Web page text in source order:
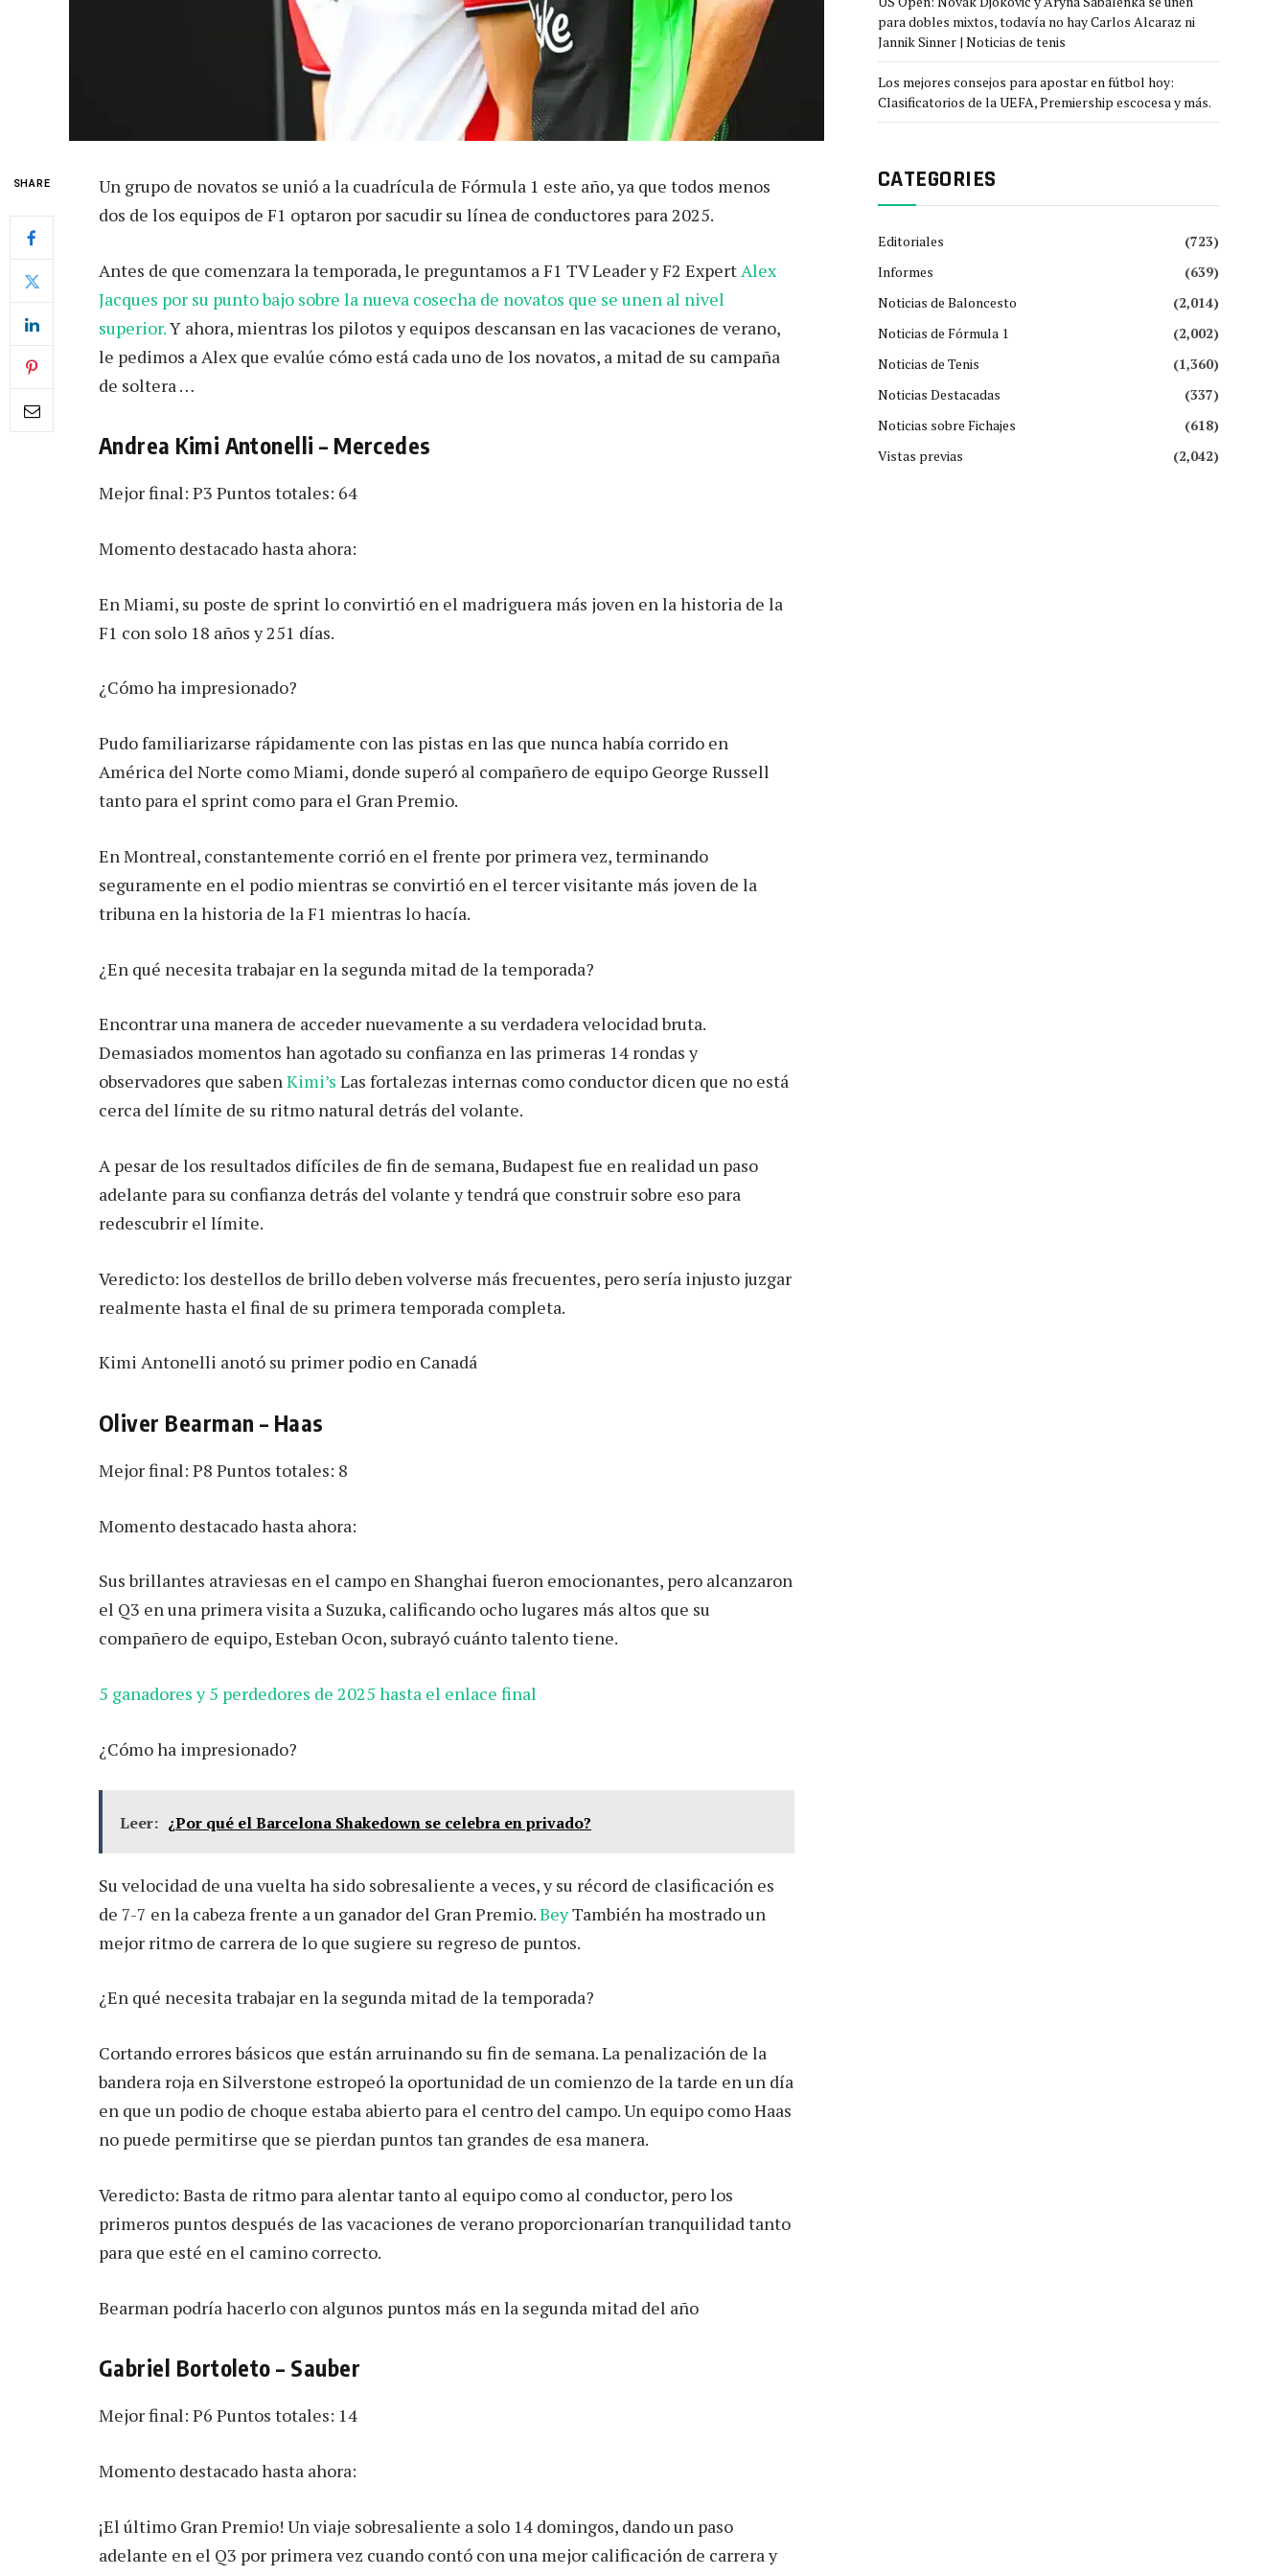
SHARE
Un grupo de novatos se unió a la cuadrícula de Fórmula 1 este año, ya que todos menos
dos de los equipos de F1 optaron por sacudir su línea de conductores para 2025.
Antes de que comenzara la temporada, le preguntamos a F1 TV Leader y F2 Expert Alex
Jacques por su punto bajo sobre la nueva cosecha de novatos que se unen al nivel
superior.Y ahora, mientras los pilotos y equipos descansan en las vacaciones de verano,
le pedimos a Alex que evalúe cómo está cada uno de los novatos, a mitad de su campaña
de soltera …
Andrea Kimi Antonelli – Mercedes
Mejor final: P3 Puntos totales: 64
Momento destacado hasta ahora:
En Miami, su poste de sprint lo convirtió en el madriguera más joven en la historia de la
F1 con solo 18 años y 251 días.
¿Cómo ha impresionado?
Pudo familiarizarse rápidamente con las pistas en las que nunca había corrido en
América del Norte como Miami, donde superó al compañero de equipo George Russell
tanto para el sprint como para el Gran Premio.
En Montreal, constantemente corrió en el frente por primera vez, terminando
seguramente en el podio mientras se convirtió en el tercer visitante más joven de la
tribuna en la historia de la F1 mientras lo hacía.
¿En qué necesita trabajar en la segunda mitad de la temporada?
Encontrar una manera de acceder nuevamente a su verdadera velocidad bruta.
Demasiados momentos han agotado su confianza en las primeras 14 rondas y
observadores que sabenKimi’s Las fortalezas internas como conductor dicen que no está
cerca del límite de su ritmo natural detrás del volante.
A pesar de los resultados difíciles de fin de semana, Budapest fue en realidad un paso
adelante para su confianza detrás del volante y tendrá que construir sobre eso para
redescubrir el límite.
Veredicto: los destellos de brillo deben volverse más frecuentes, pero sería injusto juzgar
realmente hasta el final de su primera temporada completa.
Kimi Antonelli anotó su primer podio en Canadá
Oliver Bearman – Haas
Mejor final: P8 Puntos totales: 8
Momento destacado hasta ahora:
Sus brillantes atraviesas en el campo en Shanghai fueron emocionantes, pero alcanzaron
el Q3 en una primera visita a Suzuka, calificando ocho lugares más altos que su
compañero de equipo, Esteban Ocon, subrayó cuánto talento tiene.
5 ganadores y 5 perdedores de 2025 hasta el enlace final
¿Cómo ha impresionado?
Leer: ¿Por qué el Barcelona Shakedown se celebra en privado?
Su velocidad de una vuelta ha sido sobresaliente a veces, y su récord de clasificación es
de 7-7 en la cabeza frente a un ganador del Gran Premio.BeyTambién ha mostrado un
mejor ritmo de carrera de lo que sugiere su regreso de puntos.
¿En qué necesita trabajar en la segunda mitad de la temporada?
Cortando errores básicos que están arruinando su fin de semana. La penalización de la
bandera roja en Silverstone estropeó la oportunidad de un comienzo de la tarde en un día
en que un podio de choque estaba abierto para el centro del campo. Un equipo como Haas
no puede permitirse que se pierdan puntos tan grandes de esa manera.
Veredicto: Basta de ritmo para alentar tanto al equipo como al conductor, pero los
primeros puntos después de las vacaciones de verano proporcionarían tranquilidad tanto
para que esté en el camino correcto.
Bearman podría hacerlo con algunos puntos más en la segunda mitad del año
Gabriel Bortoleto – Sauber
Mejor final: P6 Puntos totales: 14
Momento destacado hasta ahora:
¡El último Gran Premio! Un viaje sobresaliente a solo 14 domingos, dando un paso
adelante en el Q3 por primera vez cuando contó con una mejor calificación de carrera y
para dobles mixtos, todavía no hay Carlos Alcaraz ni
Jannik Sinner | Noticias de tenis
Los mejores consejos para apostar en fútbol hoy:
Clasificatorios de la UEFA, Premiership escocesa y más.
CATEGORIES
Editoriales
(723)
Informes
(639)
Noticias de Baloncesto
(2,014)
Noticias de Fórmula 1
(2,002)
Noticias de Tenis
(1,360)
Noticias Destacadas
(337)
Noticias sobre Fichajes
(618)
Vistas previas
(2,042)